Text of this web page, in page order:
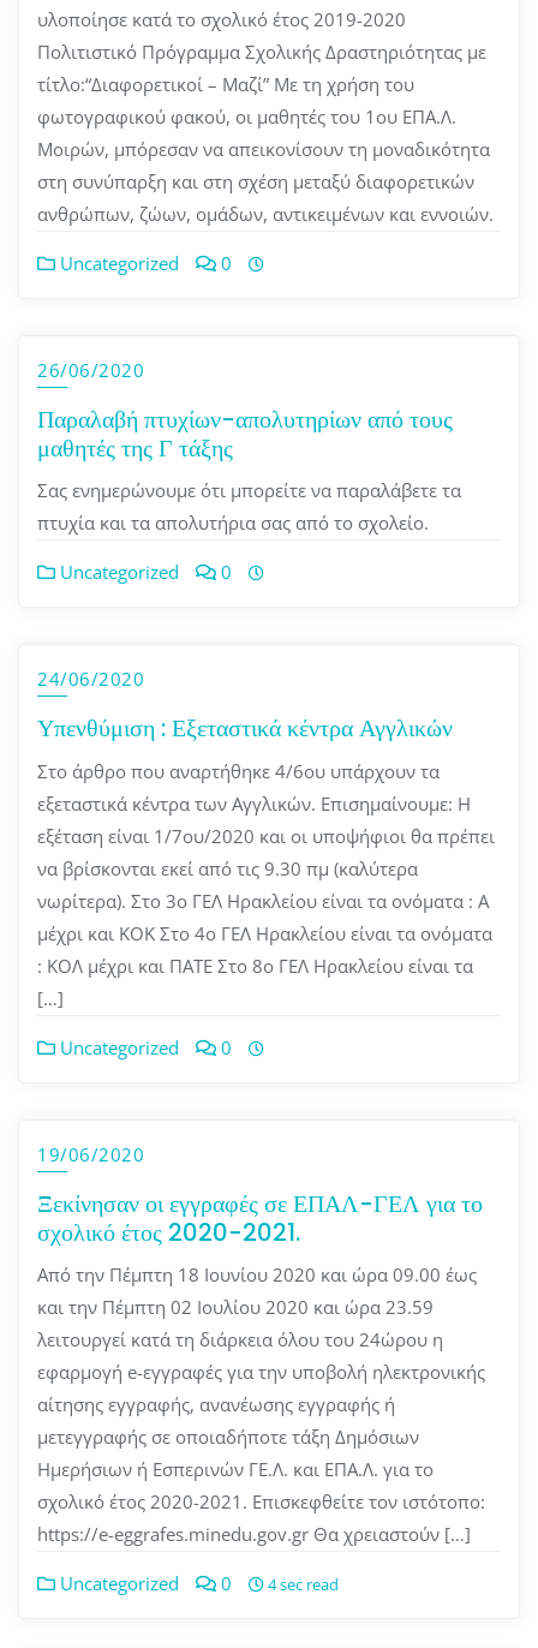
υλοποίησε κατά το σχολικό έτος 2019-2020
Πολιτιστικό Πρόγραμμα Σχολικής Δραστηριότητας με
τίτλο:“Διαφορετικοί – Μαζί” Με τη χρήση του
φωτογραφικού φακού, οι μαθητές του 1ου ΕΠΑ.Λ.
Μοιρών, μπόρεσαν να απεικονίσουν τη μοναδικότητα
στη συνύπαρξη και στη σχέση μεταξύ διαφορετικών
ανθρώπων, ζώων, ομάδων, αντικειμένων και εννοιών.
Uncategorized 0
26/06/2020
Παραλαβή πτυχίων-απολυτηρίων από τους
μαθητές της Γ τάξης
Σας ενημερώνουμε ότι μπορείτε να παραλάβετε τα
πτυχία και τα απολυτήρια σας από το σχολείο.
Uncategorized 0
24/06/2020
Υπενθύμιση : Εξεταστικά κέντρα Αγγλικών
Στο άρθρο που αναρτήθηκε 4/6ου υπάρχουν τα
εξεταστικά κέντρα των Αγγλικών. Επισημαίνουμε: Η
εξέταση είναι 1/7ου/2020 και οι υποψήφιοι θα πρέπει
να βρίσκονται εκεί από τις 9.30 πμ (καλύτερα
νωρίτερα). Στο 3ο ΓΕΛ Ηρακλείου είναι τα ονόματα : Α
μέχρι και ΚΟΚ Στο 4ο ΓΕΛ Ηρακλείου είναι τα ονόματα
: ΚΟΛ μέχρι και ΠΑΤΕ Στο 8ο ΓΕΛ Ηρακλείου είναι τα
[…]
Uncategorized 0
19/06/2020
Ξεκίνησαν οι εγγραφές σε ΕΠΑΛ-ΓΕΛ για το
σχολικό έτος 2020-2021.
Από την Πέμπτη 18 Ιουνίου 2020 και ώρα 09.00 έως
και την Πέμπτη 02 Ιουλίου 2020 και ώρα 23.59
λειτουργεί κατά τη διάρκεια όλου του 24ώρου η
εφαρμογή e-εγγραφές για την υποβολή ηλεκτρονικής
αίτησης εγγραφής, ανανέωσης εγγραφής ή
μετεγγραφής σε οποιαδήποτε τάξη Δημόσιων
Ημερήσιων ή Εσπερινών ΓΕ.Λ. και ΕΠΑ.Λ. για το
σχολικό έτος 2020-2021. Επισκεφθείτε τον ιστότοπο:
https://e-eggrafes.minedu.gov.gr Θα χρειαστούν […]
Uncategorized 0 4 sec read